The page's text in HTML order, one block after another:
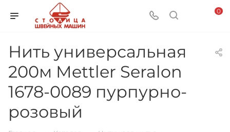
0
Нить универсальная
200м Mettler Seralon
1678-0089 пурпурно-
розовый